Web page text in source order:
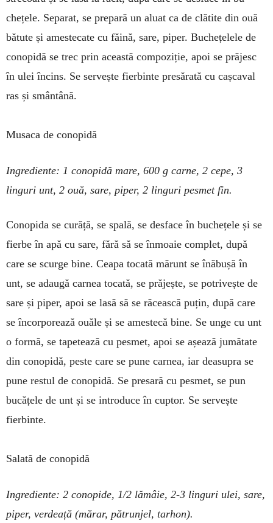
chețele. Separat, se prepară un aluat ca de clătite din ouă
bătute și amestecate cu făină, sare, piper. Buchețelele de
conopidă se trec prin această com­poziție, apoi se prăjesc
în ulei încins. Se ser­vește fierbinte presărată cu cașcaval
ras și smântână.
Musaca de conopidă
Ingrediente: 1 conopidă mare, 600 g carne, 2 cepe, 3
linguri unt, 2 ouă, sare, piper, 2 linguri pesmet fin.
Conopida se curăță, se spală, se desface în buchețele și se
fierbe în apă cu sare, fără să se înmoaie complet, după
care se scurge bine. Ceapa tocată mărunt se înăbușă în
unt, se adaugă carnea to­cată, se prăjește, se potri­veș­te de
sare și piper, apoi se lasă să se răcească puțin, du­pă care
se încorporează ouăle și se amestecă bine. Se unge cu unt
o formă, se tapetează cu pesmet, apoi se așează jumătate
din conopidă, peste care se pune carnea, iar deasupra se
pune restul de conopidă. Se presară cu pesmet, se pun
bucățele de unt și se introduce în cuptor. Se servește
fierbinte.
Salată de conopidă
Ingrediente: 2 conopide, 1/2 lămâie, 2-3 lin­guri ulei, sare,
piper, verdeață (mărar, pătrunjel, tarhon).